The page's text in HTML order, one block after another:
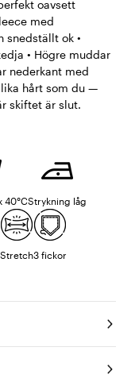
oavsett
med
snedställt ok •
• Högre muddar
nederkant med
hårt som du —
skiftet är slut.
40°CStrykning låg
Stretch3 fickor